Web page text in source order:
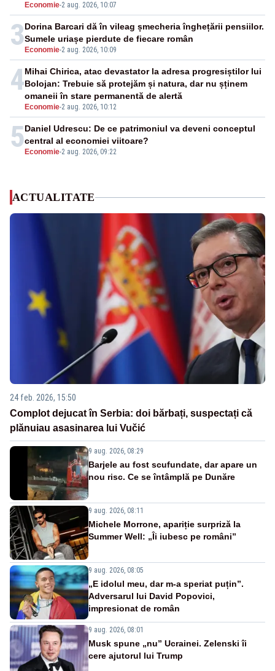
Economie-2 aug. 2026, 10:07
3 Economie-2 aug. 2026, 10:09
Dorina Barcari dă în vileag șmecheria înghețării pensiilor.
Sumele uriașe pierdute de fiecare român
4
Economie-2 aug. 2026, 10:12
Mihai Chirica, atac devastator la adresa progresiștilor lui
Bolojan: Trebuie să protejăm și natura, dar nu șținem
omaneii în stare permanentă de alertă
5 Economie-2 aug. 2026, 09:22
Daniel Udrescu: De ce patrimoniul va deveni conceptul
central al economiei viitoare?
ACTUALITATE
24 feb. 2026, 15:50
Complot dejucat în Serbia: doi bărbați, suspectați că
plănuiau asasinarea lui Vučić
9 aug. 2026, 08:29
Barjele au fost scufundate, dar apare un
nou risc. Ce se întâmplă pe Dunăre
9 aug. 2026, 08:11
Michele Morrone, apariție surpriză la
Summer Well: „Îi iubesc pe români”
9 aug. 2026, 08:05
„E idolul meu, dar m-a speriat puțin”.
Adversarul lui David Popovici,
impresionat de român
9 aug. 2026, 08:01
Musk spune „nu” Ucrainei. Zelenski îi
cere ajutorul lui Trump